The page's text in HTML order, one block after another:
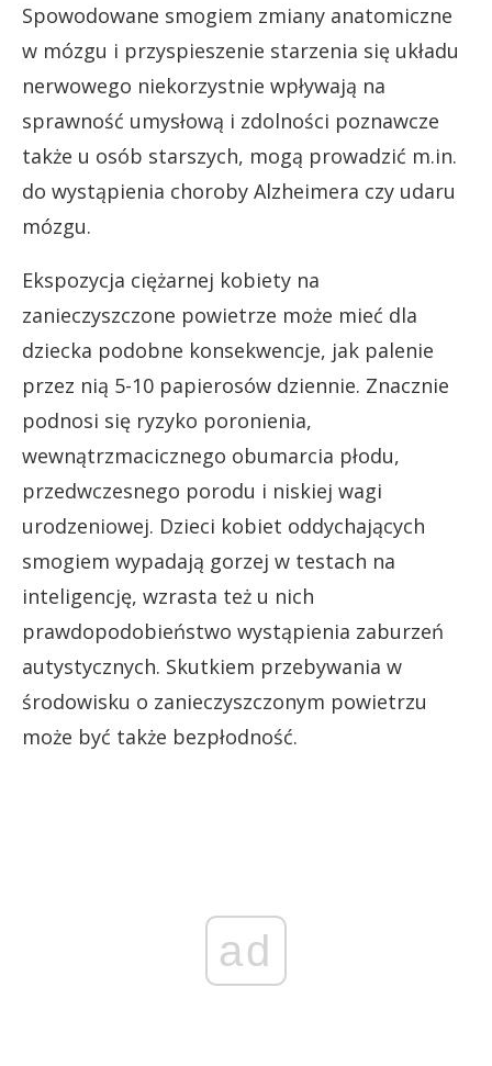
Spowodowane smogiem zmiany anatomiczne
w mózgu i przyspieszenie starzenia się układu
nerwowego niekorzystnie wpływają na
sprawność umysłową i zdolności poznawcze
także u osób starszych, mogą prowadzić m.in.
do wystąpienia choroby Alzheimera czy udaru
mózgu.
Ekspozycja ciężarnej kobiety na
zanieczyszczone powietrze może mieć dla
dziecka podobne konsekwencje, jak palenie
przez nią 5-10 papierosów dziennie. Znacznie
podnosi się ryzyko poronienia,
wewnątrzmacicznego obumarcia płodu,
przedwczesnego porodu i niskiej wagi
urodzeniowej. Dzieci kobiet oddychających
smogiem wypadają gorzej w testach na
inteligencję, wzrasta też u nich
prawdopodobieństwo wystąpienia zaburzeń
autystycznych. Skutkiem przebywania w
środowisku o zanieczyszczonym powietrzu
może być także bezpłodność.
ad